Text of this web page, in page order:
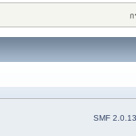
ก
SMF 2.0.13